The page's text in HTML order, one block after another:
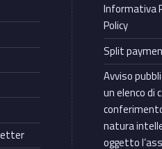
Informativa
Policy
Split
Avviso
un elenco di
natura
oggetto